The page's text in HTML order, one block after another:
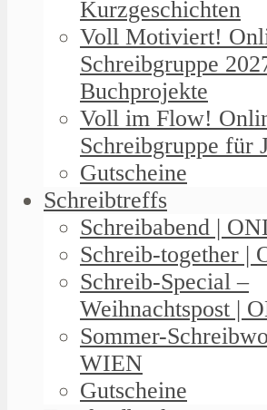
Kurzgeschichten
Voll Motiviert!
Schreibgruppe
Buchprojekte
Voll im Flow!
Schreibgruppe für
Gutscheine
Schreibtreffs
Schreibabend |
Schreib-together |
Schreib-Special –
Weihnachtspost |
Sommer-
WIEN
Gutscheine